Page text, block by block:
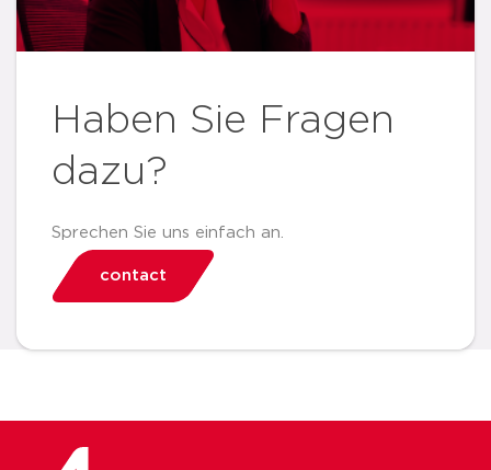
Haben Sie Fragen
dazu?
Sprechen Sie uns einfach an.
contact